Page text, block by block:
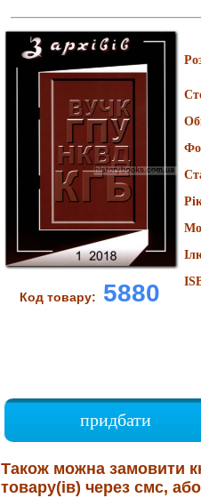
Код товару: 5880
придбати
Також можна замовити
товару(ів) через смс,